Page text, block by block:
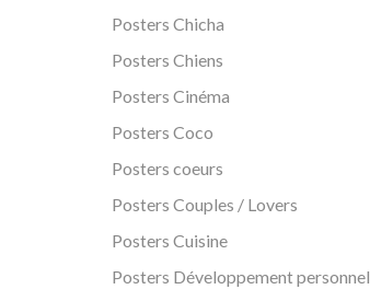
Posters Chicha
Posters Chiens
Posters Cinéma
Posters Coco
Posters coeurs
Posters Couples / Lovers
Posters Cuisine
Posters Développement personnel